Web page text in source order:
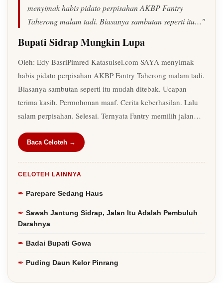
menyimak habis pidato perpisahan AKBP Fantry
Taherong malam tadi. Biasanya sambutan seperti itu…"
Bupati Sidrap Mungkin Lupa
Oleh: Edy BasriPimred Katasulsel.com SAYA menyimak
habis pidato perpisahan AKBP Fantry Taherong malam tadi.
Biasanya sambutan seperti itu mudah ditebak. Ucapan
terima kasih. Permohonan maaf. Cerita keberhasilan. Lalu
salam perpisahan. Selesai. Ternyata Fantry memilih jalan…
Baca Celoteh →
CELOTEH LAINNYA
Parepare Sedang Haus
Sawah Jantung Sidrap, Jalan Itu Adalah Pembuluh
Darahnya
Badai Bupati Gowa
Puding Daun Kelor Pinrang